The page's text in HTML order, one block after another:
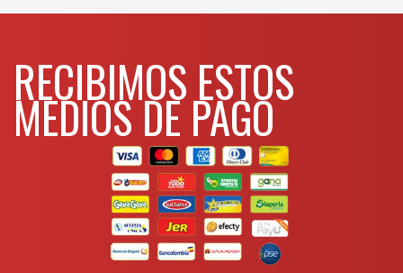
WHATSAPP3134392699
WHATSAPP3134392699
RECIBIMOS ESTOS
MEDIOS DE PAGO